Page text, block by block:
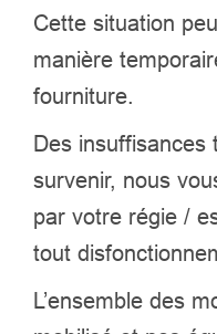
Cette situation
manière
fourniture.
Des insuffisances
survenir, nous
par votre régie /
tout
L’ensemble des